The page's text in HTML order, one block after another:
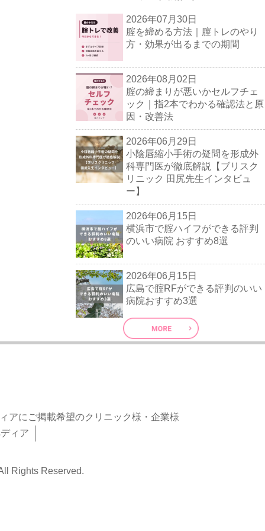
2026年07月30日
腟を締める方法｜膣トレのやり
方・効果が出るまでの期間
2026年08月02日
腟の締まりが悪いかセルフチェ
ック｜指2本でわかる確認法と原
因・改善法
2026年06月29日
小陰唇縮小手術の疑問を形成外
科専門医が徹底解説【ブリスク
リニック 田尻先生インタビュ
ー】
2026年06月15日
横浜市で腟ハイフができる評判
のいい病院 おすすめ8選
2026年06月15日
広島で腟RFができる評判のいい
病院おすすめ3選
アにご掲載希望のクリニック様・企業様
ィア
Rights Reserved.